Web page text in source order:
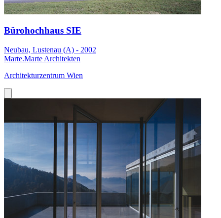
Bürohochhaus SIE
Neubau, Lustenau (A) - 2002
Marte.Marte Architekten
Architekturzentrum Wien